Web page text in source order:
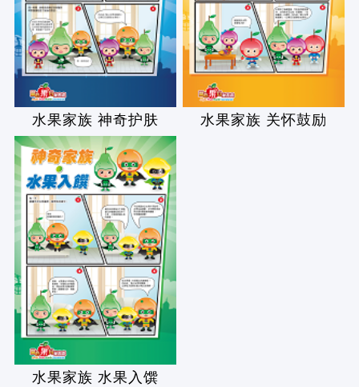
水果家族 神奇护肤 水果家族 关怀鼓励
水果家族 水果入馔